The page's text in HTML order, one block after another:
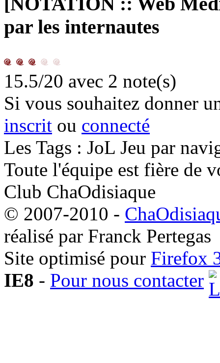
par les internautes
15.5/20 avec 2 note(s)
Si vous souhaitez donner
inscrit ou connecté
Les Tags : JoL Jeu par
Toute l'équipe est fière de
Club ChaOdisiaque
© 2007-2010 -
réalisé par Franck Pertegas
Site optimisé pour Firefox
IE8 - Pour nous contacter